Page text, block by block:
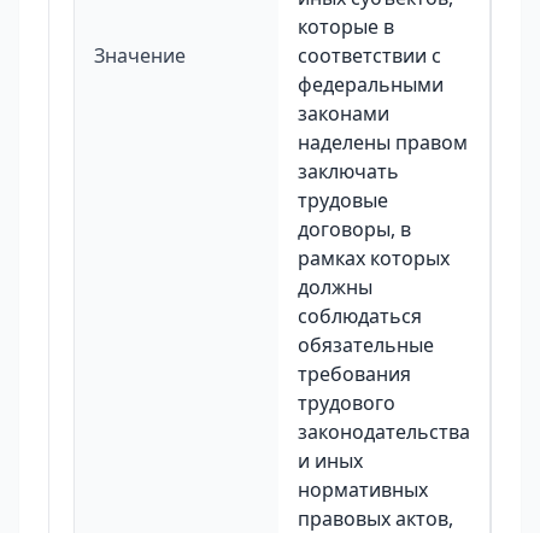
Значение
которые в
соответствии с
федеральными
законами
наделены правом
заключать
трудовые
договоры, в
рамках которых
должны
соблюдаться
обязательные
требования
трудового
законодательства
и иных
нормативных
правовых актов,